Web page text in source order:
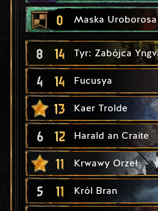
0 Maska Uroborosa
8 14 Tyr: Zabójca
4 14 Fucusya
13 Kaer Trolde
6 12 Harald an Craite
11 Krwawy Orzeł
5 11 Król Bran